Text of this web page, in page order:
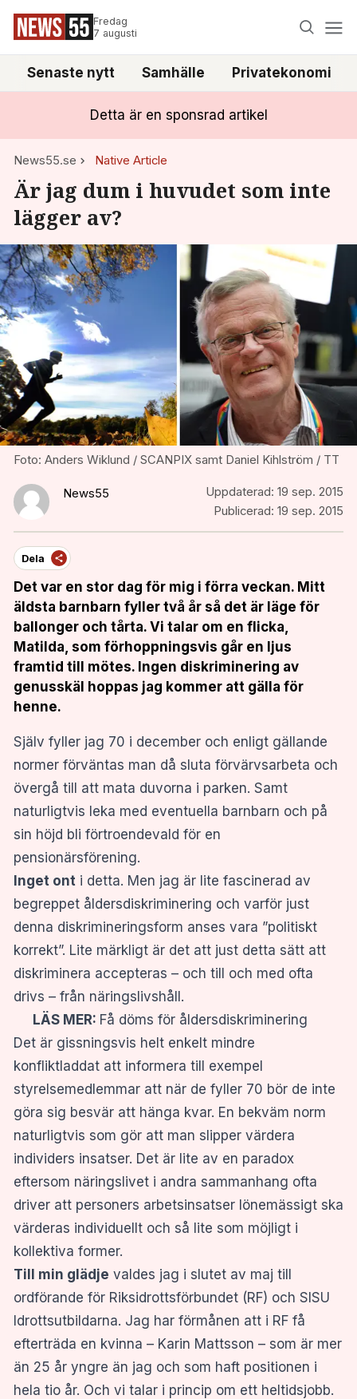
Fredag
7 augusti
Senaste nytt Samhälle Privatekonomi
Detta är en sponsrad artikel
News55.se Native Article
Är jag dum i huvudet som inte
lägger av?
Foto: Anders Wiklund / SCANPIX samt Daniel Kihlström / TT
News55 Uppdaterad: 19 sep. 2015
Publicerad: 19 sep. 2015
Dela
Det var en stor dag för mig i förra veckan. Mitt
äldsta barnbarn fyller två år så det är läge för
ballonger och tårta. Vi talar om en flicka,
Matilda, som förhoppningsvis går en ljus
framtid till mötes. Ingen diskriminering av
genusskäl hoppas jag kommer att gälla för
henne.
Själv fyller jag 70 i december och enligt gällande
normer förväntas man då sluta förvärvsarbeta och
övergå till att mata duvorna i parken. Samt
naturligtvis leka med eventuella barnbarn och på
sin höjd bli förtroendevald för en
pensionärsförening.
Inget ont i detta. Men jag är lite fascinerad av
begreppet åldersdiskriminering och varför just
denna diskrimineringsform anses vara ”politiskt
korrekt”. Lite märkligt är det att just detta sätt att
diskriminera accepteras – och till och med ofta
drivs – från näringslivshåll.
LÄS MER: Få döms för åldersdiskriminering
Det är gissningsvis helt enkelt mindre
konfliktladdat att informera till exempel
styrelsemedlemmar att när de fyller 70 bör de inte
göra sig besvär att hänga kvar. En bekväm norm
naturligtvis som gör att man slipper värdera
individers insatser. Det är lite av en paradox
eftersom näringslivet i andra sammanhang ofta
driver att personers arbetsinsatser lönemässigt ska
värderas individuellt och så lite som möjligt i
kollektiva former.
Till min glädje valdes jag i slutet av maj till
ordförande för Riksidrottsförbundet (RF) och SISU
Idrottsutbildarna. Jag har förmånen att i RF få
efterträda en kvinna – Karin Mattsson – som är mer
än 25 år yngre än jag och som haft positionen i
hela tio år. Och vi talar i princip om ett heltidsjobb.